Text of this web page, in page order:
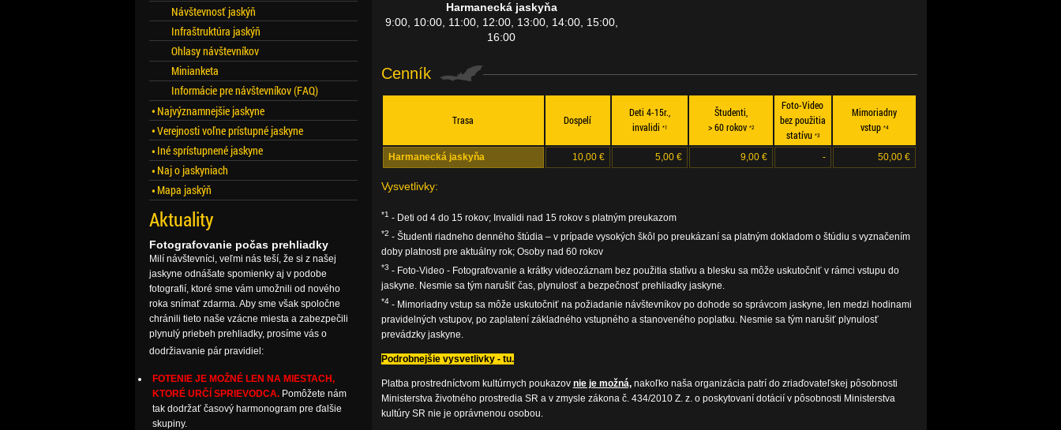
Harmanecká jaskyňa
9:00, 10:00, 11:00, 12:00, 13:00, 14:00, 15:00,
16:00
Cenník
Trasa Dospelí
Deti 4-15r.,
invalidi *1
Študenti,
> 60 rokov *2
Foto-Video
bez použitia
statívu *3
Mimoriadny
vstup *4
Harmanecká jaskyňa 10,00 € 5,00 € 9,00 € - 50,00 €
Vysvetlivky:
*1 - Deti od 4 do 15 rokov; Invalidi nad 15 rokov s platným preukazom
*2 - Študenti riadneho denného štúdia – v prípade vysokých škôl po preukázaní sa platným dokladom o štúdiu s vyznačením
doby platnosti pre aktuálny rok; Osoby nad 60 rokov
*3 - Foto-Video - Fotografovanie a krátky videozáznam bez použitia statívu a blesku sa môže uskutočniť v rámci vstupu do
jaskyne. Nesmie sa tým narušiť čas, plynulosť a bezpečnosť prehliadky jaskyne.
*4- Mimoriadny vstup sa môže uskutočniť na požiadanie návštevníkov po dohode so správcom jaskyne, len medzi hodinami
pravidelných vstupov, po zaplatení základného vstupného a stanoveného poplatku. Nesmie sa tým narušiť plynulosť
prevádzky jaskyne.
Podrobnejšie vysvetlivky - tu.
Platba prostredníctvom kultúrnych poukazov nie je možná,nakoľko naša organizácia patrí do zriaďovateľskej pôsobnosti
Ministerstva životného prostredia SR a v zmysle zákona č. 434/2010 Z. z. o poskytovaní dotácií v pôsobnosti Ministerstva
kultúry SR nie je oprávnenou osobou.
Návštevnosť jaskýň
Infraštruktúra jaskýň
Ohlasy návštevníkov
Minianketa
Informácie pre návštevníkov (FAQ)
Najvýznamnejšie jaskyne
Verejnosti voľne prístupné jaskyne
Iné sprístupnené jaskyne
Naj o jaskyniach
Mapa jaskýň
Aktuality
Fotografovanie počas prehliadky
Milí návštevníci, veľmi nás teší, že si z našej
jaskyne odnášate spomienky aj v podobe
fotografií, ktoré sme vám umožnili od nového
roka snímať zdarma. Aby sme však spoločne
chránili tieto naše vzácne miesta a zabezpečili
plynulý priebeh prehliadky, prosíme vás o
dodržiavanie pár pravidiel:
FOTENIE JE MOŽNÉ LEN NA MIESTACH,
KTORÉ URČÍ SPRIEVODCA.Pomôžete nám
tak dodržať časový harmonogram pre ďalšie
skupiny.